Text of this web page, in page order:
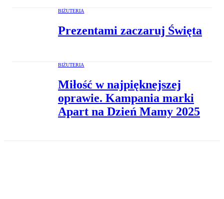
BIŻUTERIA
Prezentami zaczaruj Święta
BIŻUTERIA
Miłość w najpięknejszej
oprawie. Kampania marki
Apart na Dzień Mamy 2025